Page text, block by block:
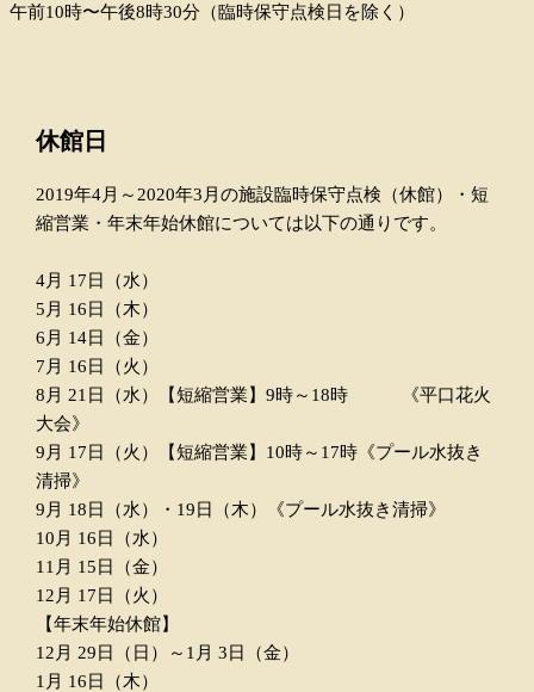
午前10時〜午後8時30分（臨時保守点検日を除く）
休館日
2019年4月～2020年3月の施設臨時保守点検（休館）・短
縮営業・年末年始休館については以下の通りです。
4月 17日（水）
5月 16日（木）
6月 14日（金）
7月 16日（火）
8月 21日（水）【短縮営業】9時～18時 《平口花火
大会》
9月 17日（火）【短縮営業】10時～17時《プール水抜き
清掃》
9月 18日（水）・19日（木）《プール水抜き清掃》
10月 16日（水）
11月 15日（金）
12月 17日（火）
【年末年始休館】
12月 29日（日）～1月 3日（金）
1月 16日（木）